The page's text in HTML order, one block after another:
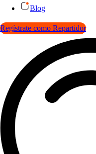
Blog
Regístrate como Repartidor